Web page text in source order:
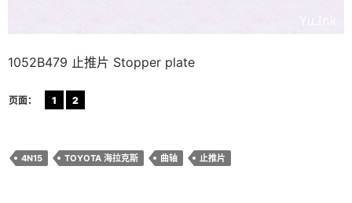
1052B479 止推片 Stopper plate
页面： 1 2
4N15 TOYOTA 海拉克斯 曲轴 止推片